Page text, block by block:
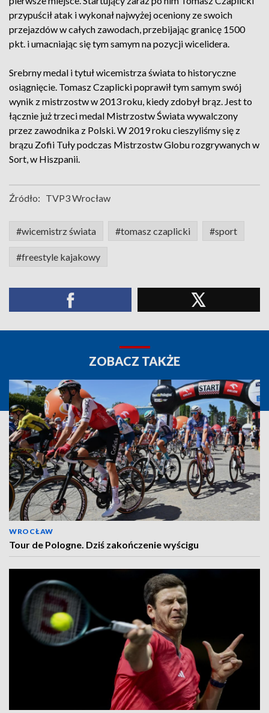
przypuścił atak i wykonał najwyżej oceniony ze swoich
przejazdów w całych zawodach, przebijając granicę 1500
pkt. i umacniając się tym samym na pozycji wicelidera.
Srebrny medal i tytuł wicemistrza świata to historyczne
osiągnięcie. Tomasz Czaplicki poprawił tym samym swój
wynik z mistrzostw w 2013 roku, kiedy zdobył brąz. Jest to
łącznie już trzeci medal Mistrzostw Świata wywalczony
przez zawodnika z Polski. W 2019 roku cieszyliśmy się z
brązu Zofii Tuły podczas Mistrzostw Globu rozgrywanych w
Sort, w Hiszpanii.
Źródło: TVP3 Wrocław
#wicemistrz świata #tomasz czaplicki #sport
#freestyle kajakowy
ZOBACZ TAKŻE
WROCŁAW
Tour de Pologne. Dziś zakończenie wyścigu